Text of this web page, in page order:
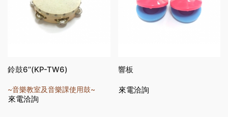
鈴鼓6’’(KP-TW6)
~音樂教室及音樂課使用鼓~
來電洽詢
響板
來電洽詢